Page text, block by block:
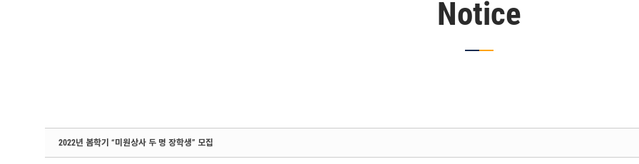
Notice
2022년 봄학기 “미원상사 두 명 장학생” 모집
Sketchbook5, 스케치북5
Sketchbook5, 스케치북5
Sketchbook5, 스케치북5
Sketchbook5, 스케치북5